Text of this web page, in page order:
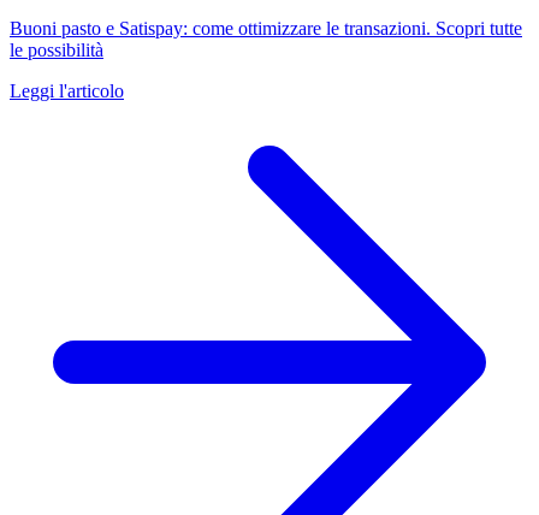
Buoni pasto e Satispay: come ottimizzare le transazioni. Scopri tutte
le possibilità
Leggi l'articolo